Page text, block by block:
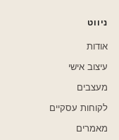
ניווט
אודות
עיצוב אישי
מעצבים
לקוחות עסקיים
מאמרים